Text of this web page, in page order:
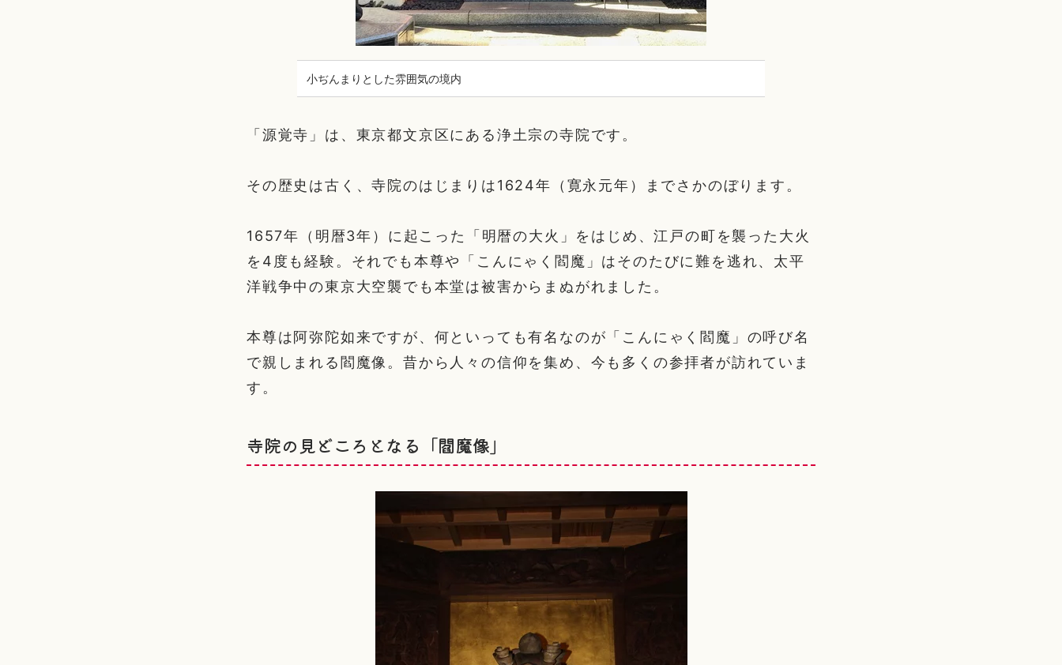
小ぢんまりとした雰囲気の境内
「源覚寺」は、東京都文京区にある浄土宗の寺院です。
その歴史は古く、寺院のはじまりは1624年（寛永元年）までさかのぼります。
1657年（明暦3年）に起こった「明暦の大火」をはじめ、江戸の町を襲った大火
を4度も経験。それでも本尊や「こんにゃく閻魔」はそのたびに難を逃れ、太平
洋戦争中の東京大空襲でも本堂は被害からまぬがれました。
本尊は阿弥陀如来ですが、何といっても有名なのが「こんにゃく閻魔」の呼び名
で親しまれる閻魔像。昔から人々の信仰を集め、今も多くの参拝者が訪れていま
す。
寺院の見どころとなる「閻魔像」